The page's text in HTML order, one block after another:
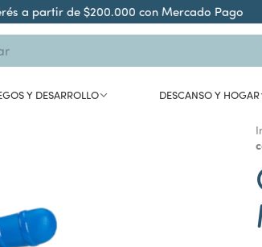
a partir de $200.000 con Mercado Pago
Y DESARROLLO DESCANSO Y HOGAR